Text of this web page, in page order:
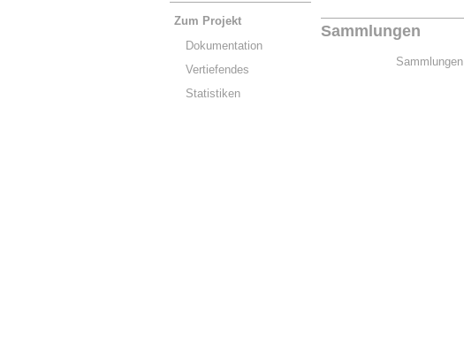
Zum Projekt
Dokumentation
Vertiefendes
Statistiken
Sammlungen
Sammlungen